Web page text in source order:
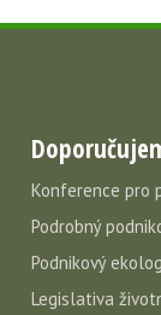
Konference pro
Podrobný
Podnikový
Legislativa